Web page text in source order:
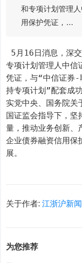
和专项计划管理
用保护凭证，…
专项计划管理人中信
凭证，与“中信证券
持专项计划”配套成
实党中央、国务院关
国证监会指导下，坚
量，推动业务创新、
企业债券融资信用保
展。
关于作者:江浙沪新
为您推荐